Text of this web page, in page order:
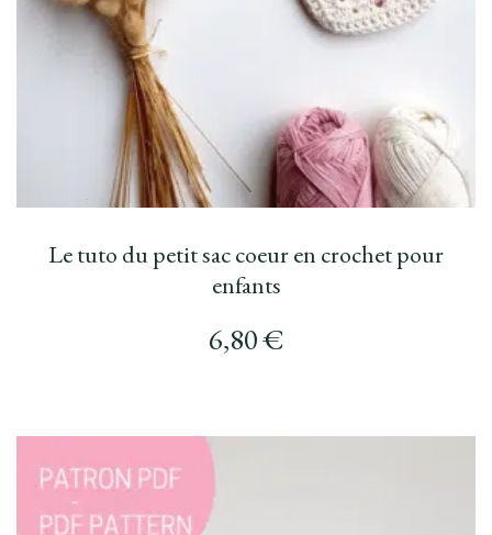
Le tuto du petit sac coeur en crochet pour
enfants
6,80€